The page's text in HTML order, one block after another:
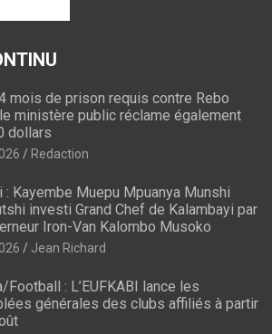
mois de prison requis contre Rebo
ministère public réclame également
dollars
Redaction
: Kayembe Muepu Mpuanya Munshi
investi Grand Chef de Kalambayi par
Iron-Van Kalombo Musoko
Jean Richard
Football : L’EUFKABI lance les
générales des clubs affiliés à partir